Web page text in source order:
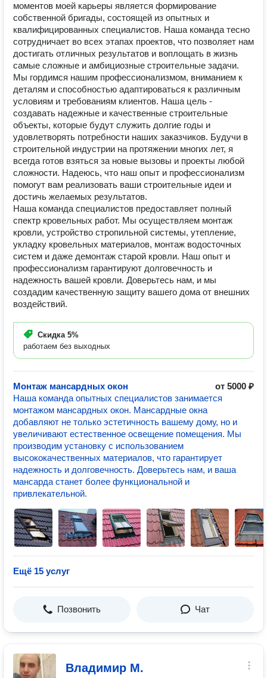
моментов моей карьеры является формирование
собственной бригады, состоящей из опытных и
квалифицированных специалистов. Наша команда тесно
сотрудничает во всех этапах проектов, что позволяет нам
достигать отличных результатов и воплощать в жизнь
самые сложные и амбициозные строительные задачи.
Мы гордимся нашим профессионализмом, вниманием к
деталям и способностью адаптироваться к различным
условиям и требованиям клиентов. Наша цель -
создавать надежные и качественные строительные
объекты, которые будут служить долгие годы и
удовлетворять потребности наших заказчиков. Будучи в
строительной индустрии на протяжении многих лет, я
всегда готов взяться за новые вызовы и проекты любой
сложности. Надеюсь, что наш опыт и профессионализм
помогут вам реализовать ваши строительные идеи и
достичь желаемых результатов.
Наша команда специалистов предоставляет полный
спектр кровельных работ. Мы осуществляем монтаж
кровли, устройство стропильной системы, утепление,
укладку кровельных материалов, монтаж водосточных
систем и даже демонтаж старой кровли. Наш опыт и
профессионализм гарантируют долговечность и
надежность вашей кровли. Доверьтесь нам, и мы
создадим качественную защиту вашего дома от внешних
воздействий.
Скидка 5%
работаем без выходных
Монтаж мансардных окон
от 5000 ₽
Наша команда опытных специалистов занимается
монтажом мансардных окон. Мансардные окна
добавляют не только эстетичность вашему дому, но и
увеличивают естественное освещение помещения. Мы
производим установку с использованием
высококачественных материалов, что гарантирует
надежность и долговечность. Доверьтесь нам, и ваша
мансарда станет более функциональной и
привлекательной.
Ещё 15 услуг
Позвонить Чат
Владимир М.